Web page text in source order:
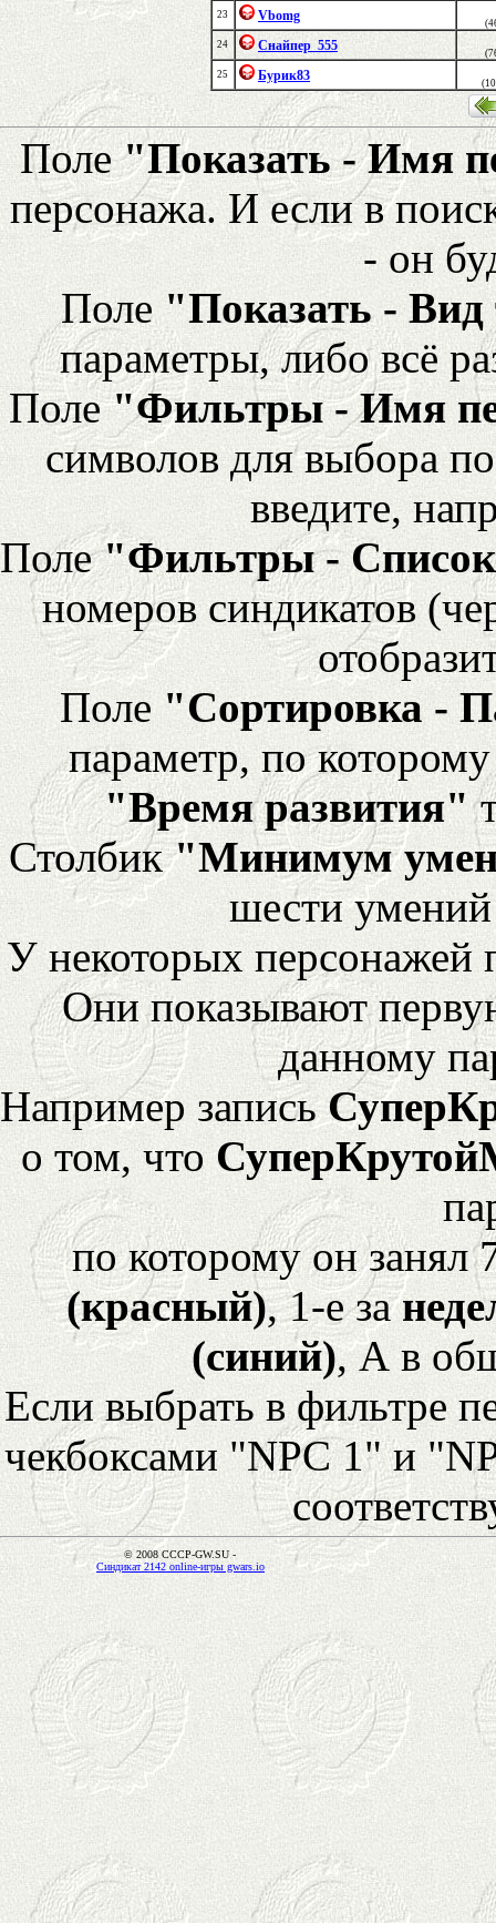
23
Vbomg
24
Снайпер_555
25
Бурик83
Поле"Показать - Имя
персонажа. И если в
- он
Поле "Показать -
параметры, либо всё
Поле"Фильтры - Имя
символов для выбора
введите,
Поле"Фильтры - Список
номеров синдикатов
Поле "Сортировка -
параметр, по
"Время развития"
Столбик"Минимум
шести
У некоторых персонажей
Они показывают
данному
Например запись
о том, что
по которому он
(красный), 1-е за
(синий), А в
Если выбрать в фильтре
чекбоксами "NPC 1" и
© 2008 CCCP-GW.SU -
Синдикат 2142 online-игры gwars.io